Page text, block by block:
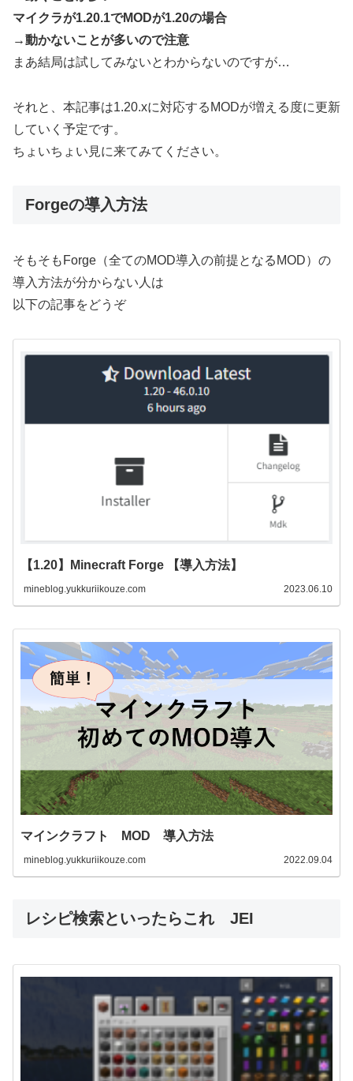
マイクラが1.20.1でMODが1.20の場合
→動かないことが多いので注意
まあ結局は試してみないとわからないのですが…
それと、本記事は1.20.xに対応するMODが増える度に更新
していく予定です。
ちょいちょい見に来てみてください。
Forgeの導入方法
そもそもForge（全てのMOD導入の前提となるMOD）の
導入方法が分からない人は
以下の記事をどうぞ
【1.20】Minecraft Forge 【導入方法】
mineblog.yukkuriikouze.com 2023.06.10
マインクラフト MOD 導入方法
mineblog.yukkuriikouze.com 2022.09.04
レシピ検索といったらこれ JEI